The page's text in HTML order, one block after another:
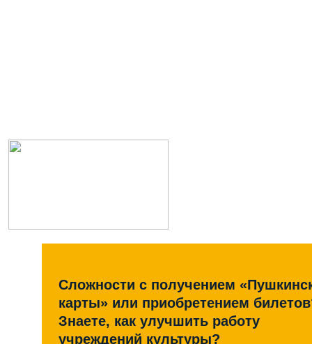
Сложности с получением
карты» или приобретением
Знаете, как улучшить работу
учреждений культуры?